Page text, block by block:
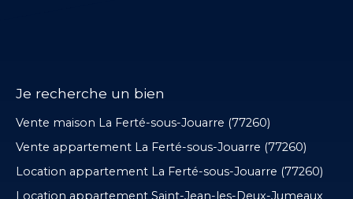
Je recherche un bien
Vente maison La Ferté-sous-Jouarre (77260)
Vente appartement La Ferté-sous-Jouarre (77260)
Location appartement La Ferté-sous-Jouarre (77260)
Location appartement Saint-Jean-les-Deux-Jumeaux